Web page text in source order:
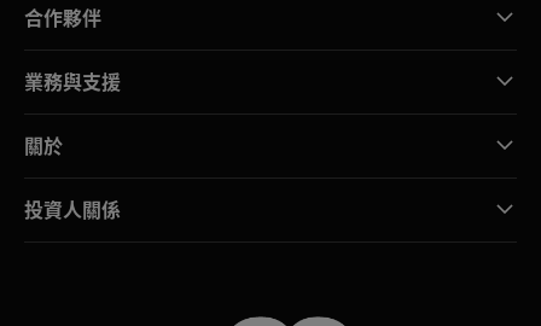
合作夥伴
業務與支援
關於
投資人關係